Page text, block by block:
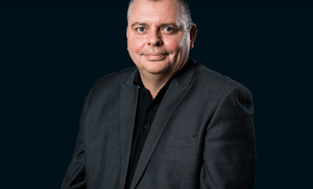
Essaouira 96.6
Safi 92.3
Taza 103.0
Taounate 95.6
Tiznit 103.1
SkhourRhamna 92.2
Taroudant 104.9
Guelmim 91.9
Tan-Tan 95.2
Tafraout 104.9
Casablanca 92.5 Hz
Rabat, Salé 106.9 Hz
Marrakech 90.5 Hz